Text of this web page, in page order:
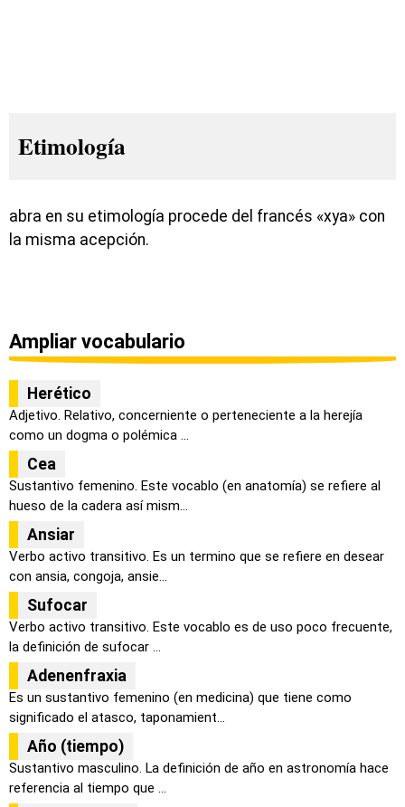
Etimología
abra en su etimología procede del francés «xya» con
la misma acepción.
Ampliar vocabulario
Herético
Adjetivo. Relativo, concerniente o perteneciente a la herejía
como un dogma o polémica ...
Cea
Sustantivo femenino. Este vocablo (en anatomía) se refiere al
hueso de la cadera así mism...
Ansiar
Verbo activo transitivo. Es un termino que se refiere en desear
con ansia, congoja, ansie...
Sufocar
Verbo activo transitivo. Este vocablo es de uso poco frecuente,
la definición de sufocar ...
Adenenfraxia
Es un sustantivo femenino (en medicina) que tiene como
significado el atasco, taponamient...
Año (tiempo)
Sustantivo masculino. La definición de año en astronomía hace
referencia al tiempo que ...